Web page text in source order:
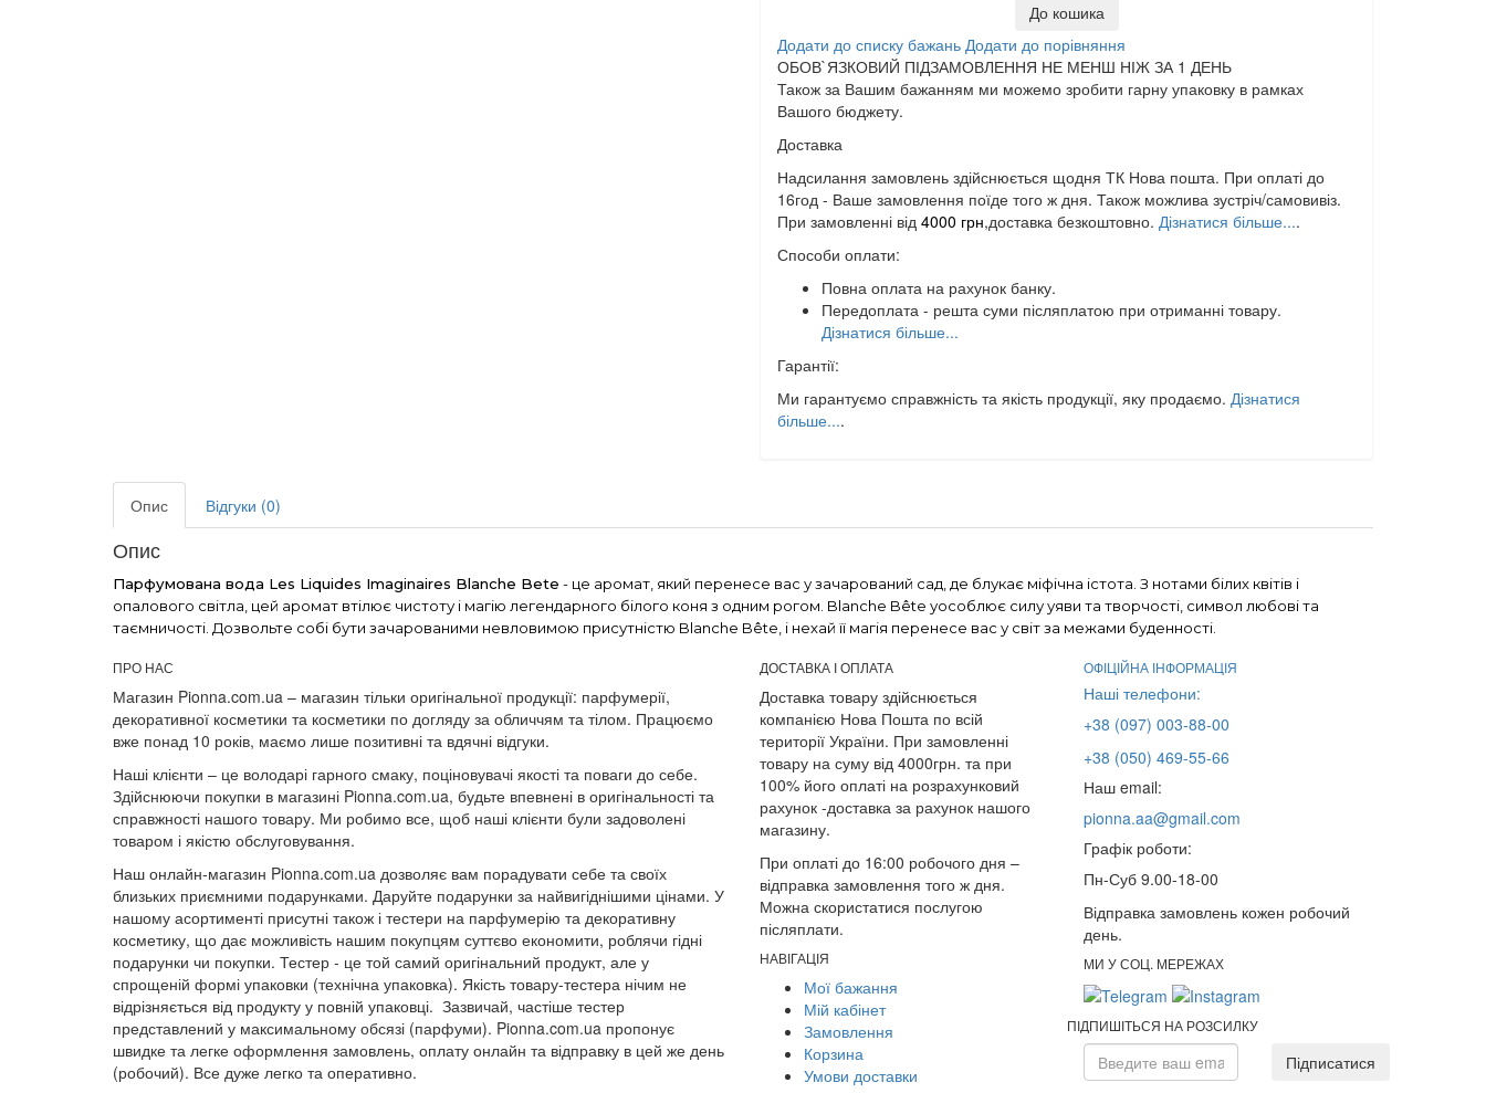
До кошика
Додати до списку бажань Додати до порівняння
ОБОВ`ЯЗКОВИЙ ПІДЗАМОВЛЕННЯ НЕ МЕНШ НІЖ ЗА 1 ДЕНЬ
Також за Вашим бажанням ми можемо зробити гарну упаковку в рамках
Вашого бюджету.
Доставка
Надсилання замовлень здійснюється щодня ТК Нова пошта. При оплаті до
16год - Ваше замовлення поїде того ж дня. Також можлива зустріч/самовивіз.
При замовленні від 4000 грн,доставка безкоштовно. Дізнатися більше....
Способи оплати:
Повна оплата на рахунок банку.
Передоплата - решта суми післяплатою при отриманні товару.
Дізнатися більше...
Гарантії:
Ми гарантуємо справжність та якість продукції, яку продаємо. Дізнатися
більше....
Опис Відгуки (0)
Опис
Парфумована вода Les Liquides Imaginaires Blanche Bete - це аромат, який перенесе вас у зачарований сад, де блукає міфічна істота. З нотами білих квітів і
опалового світла, цей аромат втілює чистоту і магію легендарного білого коня з одним рогом. Blanche Bête уособлює силу уяви та творчості, символ любові та
таємничості. Дозвольте собі бути зачарованими невловимою присутністю Blanche Bête, і нехай її магія перенесе вас у світ за межами буденності.
ПРО НАС
Магазин Pionna.com.ua – магазин тільки оригінальної продукції: парфумерії,
декоративної косметики та косметики по догляду за обличчям та тілом. Працюємо
вже понад 10 років, маємо лише позитивні та вдячні відгуки.
Наші клієнти – це володарі гарного смаку, поціновувачі якості та поваги до себе.
Здійснюючи покупки в магазині Pionna.com.ua, будьте впевнені в оригінальності та
справжності нашого товару. Ми робимо все, щоб наші клієнти були задоволені
товаром і якістю обслуговування.
Наш онлайн-магазин Pionna.com.ua дозволяє вам порадувати себе та своїх
близьких приємними подарунками. Даруйте подарунки за найвигіднішими цінами. У
нашому асортименті присутні також і тестери на парфумерію та декоративну
косметику, що дає можливість нашим покупцям суттєво економити, роблячи гідні
подарунки чи покупки. Тестер - це той самий оригінальний продукт, але у
спрощеній формі упаковки (технічна упаковка). Якість товару-тестера нічим не
відрізняється від продукту у повній упаковці. Зазвичай, частіше тестер
представлений у максимальному обсязі (парфуми). Pionna.com.ua пропонує
швидке та легке оформлення замовлень, оплату онлайн та відправку в цей же день
(робочий). Все дуже легко та оперативно.
ДОСТАВКА І ОПЛАТА
Доставка товару здійснюється
компанією Нова Пошта по всій
території України. При замовленні
товару на суму від 4000грн. та при
100% його оплаті на розрахунковий
рахунок -доставка за рахунок нашого
магазину.
При оплаті до 16:00 робочого дня –
відправка замовлення того ж дня.
Можна скористатися послугою
післяплати.
НАВІГАЦІЯ
Мої бажання
Мій кабінет
Замовлення
Корзина
Умови доставки
ОФІЦІЙНА ІНФОРМАЦІЯ
Наші телефони:
+38 (097) 003-88-00
+38 (050) 469-55-66
Наш email:
pionna.aa@gmail.com
Графік роботи:
Пн-Суб 9.00-18-00
Відправка замовлень кожен робочий
день.
МИ У СОЦ. МЕРЕЖАХ
ПІДПИШІТЬСЯ НА РОЗСИЛКУ
Підписатися